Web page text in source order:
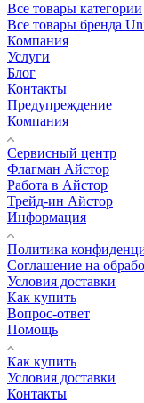
Все товары категории
Все товары бренда
Компания
Услуги
Блог
Контакты
Предупреждение
Компания
Сервисный центр
Флагман Айстор
Работа в Айстор
Трейд-ин Айстор
Информация
Политика
Соглашение на
Условия доставки
Как купить
Вопрос-ответ
Помощь
Как купить
Условия доставки
Контакты